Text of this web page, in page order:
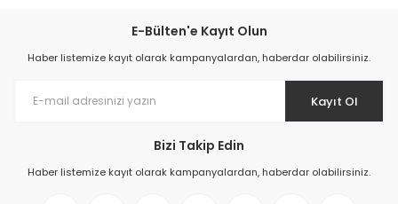
E-Bülten'e Kayıt Olun
Haber listemize kayıt olarak kampanyalardan, haberdar olabilirsiniz.
Kayıt Ol
Bizi Takip Edin
Haber listemize kayıt olarak kampanyalardan, haberdar olabilirsiniz.